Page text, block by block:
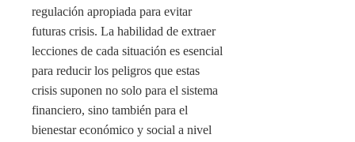
regulación apropiada para evitar
futuras crisis. La habilidad de extraer
lecciones de cada situación es esencial
para reducir los peligros que estas
crisis suponen no solo para el sistema
financiero, sino también para el
bienestar económico y social a nivel